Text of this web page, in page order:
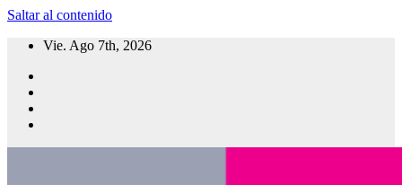
Saltar al contenido
Vie. Ago 7th, 2026